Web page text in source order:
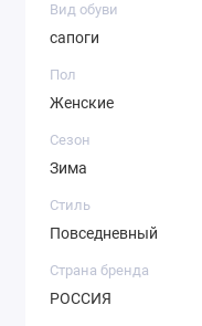
Вид обуви
сапоги
Пол
Женские
Сезон
Зима
Стиль
Повседневный
Страна бренда
РОССИЯ